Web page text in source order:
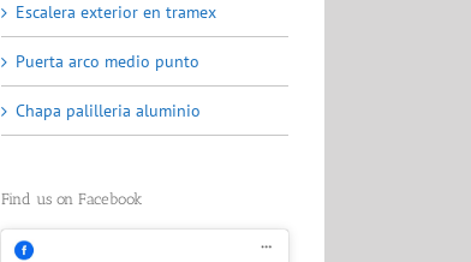
Escalera exterior en tramex
Puerta arco medio punto
Chapa palilleria aluminio
Find us on Facebook